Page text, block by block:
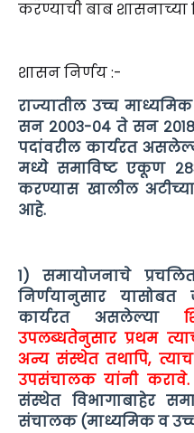
करण्याची बाब शासनाच्या
शासन निर्णय :-
राज्यातील उच्च
सन २००३-०४ ते सन
पदांवरील कार्यरत
मध्ये समाविष्ट एकूण
करण्यास खालील
आहे.
1) समायोजनाचे
निर्णयानुसार यासोबत
कार्यरत असलेल्या
उपलब्धतेनुसार प्रथम
अन्य संस्थेत तथापि,
उपसंचालक यांनी करावे.
संस्थेत विभागाबाहेर
संचालक (माध्यमिक व